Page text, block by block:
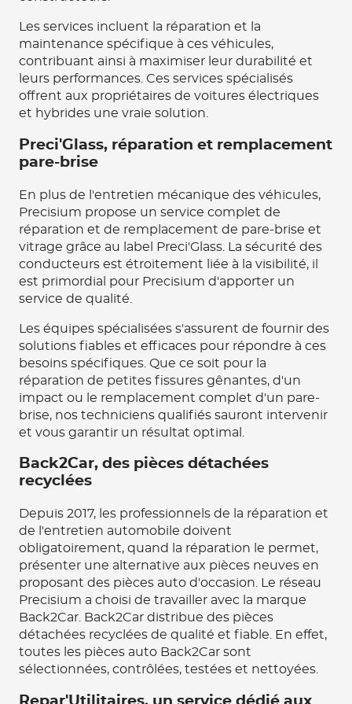
Les services incluent la réparation et la
maintenance spécifique à ces véhicules,
contribuant ainsi à maximiser leur durabilité et
leurs performances. Ces services spécialisés
offrent aux propriétaires de voitures électriques
et hybrides une vraie solution.
Preci'Glass, réparation et remplacement
pare-brise
En plus de l'entretien mécanique des véhicules,
Precisium propose un service complet de
réparation et de remplacement de pare-brise et
vitrage grâce au label Preci'Glass. La sécurité des
conducteurs est étroitement liée à la visibilité, il
est primordial pour Precisium d'apporter un
service de qualité.
Les équipes spécialisées s'assurent de fournir des
solutions fiables et efficaces pour répondre à ces
besoins spécifiques. Que ce soit pour la
réparation de petites fissures gênantes, d'un
impact ou le remplacement complet d'un pare-
brise, nos techniciens qualifiés sauront intervenir
et vous garantir un résultat optimal.
Back2Car, des pièces détachées
recyclées
Depuis 2017, les professionnels de la réparation et
de l'entretien automobile doivent
obligatoirement, quand la réparation le permet,
présenter une alternative aux pièces neuves en
proposant des pièces auto d'occasion. Le réseau
Precisium a choisi de travailler avec la marque
Back2Car. Back2Car distribue des pièces
détachées recyclées de qualité et fiable. En effet,
toutes les pièces auto Back2Car sont
sélectionnées, contrôlées, testées et nettoyées.